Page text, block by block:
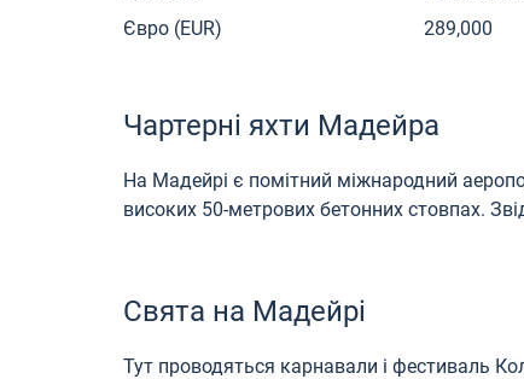
Євро (EUR)
289,000
Чартерні яхти Мадейра
На Мадейрі є помітний міжнародний
високих 50-метрових бетонних стовпах.
Свята на Мадейрі
Тут проводяться карнавали і фестиваль